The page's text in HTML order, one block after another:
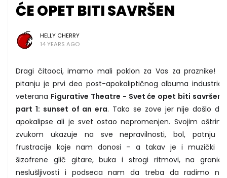
ĆE OPET BITI SAVRŠEN
HELLY CHERRY
14 YEARS AGO
Dragi čitaoci, imamo mali poklon za Vas za praznike! U
pitanju je prvi deo post-apokaliptičnog albuma industrial
veterana Figurative Theatre - Svet će opet biti savršen;
part 1: sunset of an era. Tako se zove jer nije došlo do
apokalipse ali je svet ostao nepromenjen. Svojim oštrim
zvukom ukazuje na sve nepravilnosti, bol, patnju i
frustracije koje nam donosi - a takav je i muzički -
šizofrene glič gitare, buka i strogi ritmovi, na granici
neslušljivosti i podseca nam da treba da radimo na